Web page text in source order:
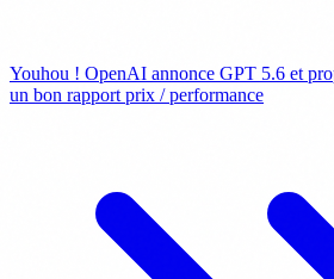
Youhou ! OpenAI annonce GPT 5.6 et
un bon rapport prix / performance